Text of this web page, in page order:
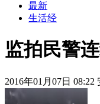
最新
生活经
监拍民警
2016年01月07日 08:22